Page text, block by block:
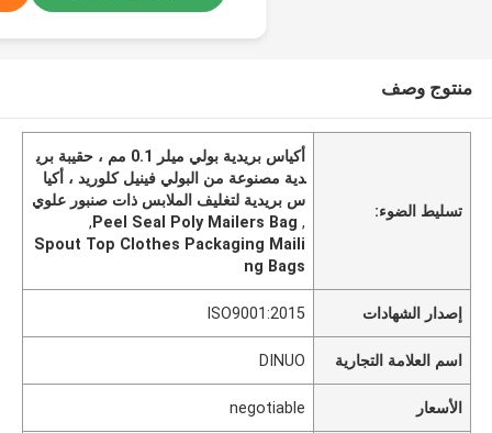
منتوج وصف
تسليط الضوء:
أكياس بريدية بولي ميلر 0.1 مم ، حقيبة بري
دية مصنوعة من البولي فينيل كلوريد ، أكيا
س بريدية لتغليف الملابس ذات صنبور علوي
,
Peel Seal Poly Mailers Bag
,
Spout Top Clothes Packaging Maili
ng Bags
إصدار الشهادات ISO9001:2015
اسم العلامة التجارية DINUO
الأسعار negotiable